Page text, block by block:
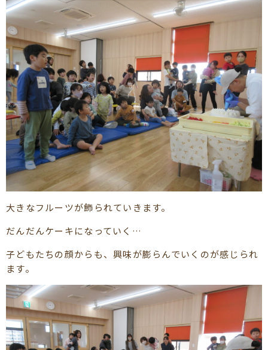
大きなフルーツが飾られていきます。
だんだんケーキになっていく…
子どもたちの顔からも、興味が膨らんでいくのが感じられ
ます。